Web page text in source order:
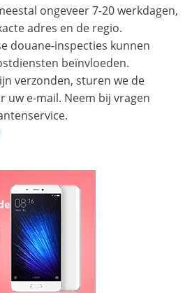
ongeveer 7-20 werkdagen,
adres en de regio.
douane-inspecties kunnen
beïnvloeden.
verzonden, sturen we de
uw e-mail. Neem bij vragen